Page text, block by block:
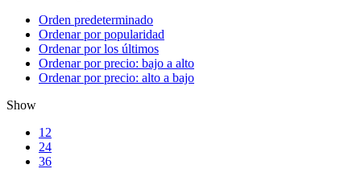
Orden predeterminado
Ordenar por popularidad
Ordenar por los últimos
Ordenar por precio: bajo a alto
Ordenar por precio: alto a bajo
Show
12
24
36